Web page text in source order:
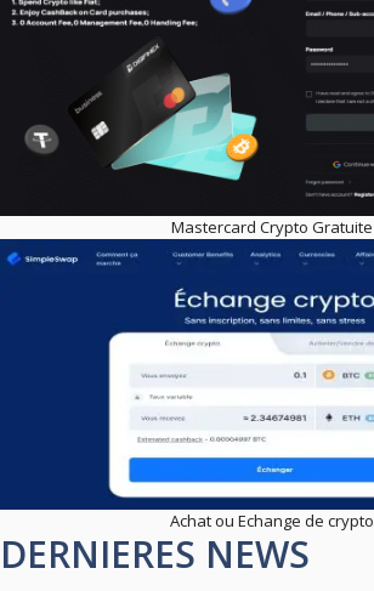
Mastercard Crypto Gratuite
Achat ou Echange de crypto
DERNIERES NEWS